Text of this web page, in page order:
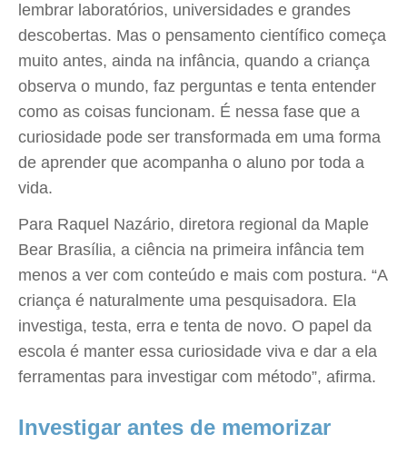
lembrar laboratórios, universidades e grandes
descobertas. Mas o pensamento científico começa
muito antes, ainda na infância, quando a criança
observa o mundo, faz perguntas e tenta entender
como as coisas funcionam. É nessa fase que a
curiosidade pode ser transformada em uma forma
de aprender que acompanha o aluno por toda a
vida.
Para Raquel Nazário, diretora regional da Maple
Bear Brasília, a ciência na primeira infância tem
menos a ver com conteúdo e mais com postura. “A
criança é naturalmente uma pesquisadora. Ela
investiga, testa, erra e tenta de novo. O papel da
escola é manter essa curiosidade viva e dar a ela
ferramentas para investigar com método”, afirma.
Investigar antes de memorizar